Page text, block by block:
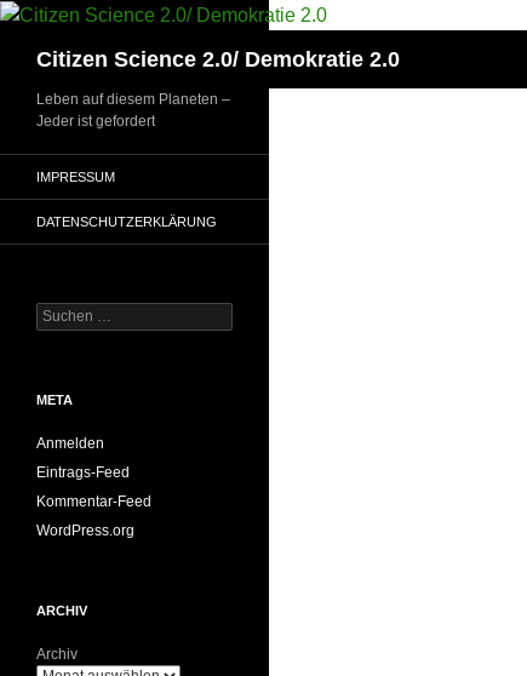
Zum
springenCitizen Science 2.0/ Demokratie 2.0
Leben auf diesem Planeten –
Jeder ist gefordert
IMPRESSUM
DATENSCHUTZERKLÄRUNG
Suchen
nach:
META
Anmelden
Eintrags-Feed
Kommentar-Feed
WordPress.org
ARCHIV
Archiv